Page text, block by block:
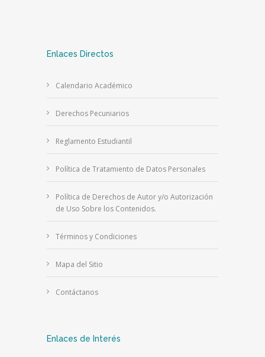
Enlaces Directos
Calendario Académico
Derechos Pecuniarios
Reglamento Estudiantil
Política de Tratamiento de Datos Personales
Política de Derechos de Autor y/o Autorización
de Uso Sobre los Contenidos.
Términos y Condiciones
Mapa del Sitio
Contáctanos
Enlaces de Interés